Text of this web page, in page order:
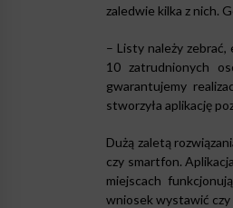
zaledwie kilka z nich.
– Listy należy
10 zatrudnionych
gwarantujemy
stworzyła aplikację
Dużą zaletą
czy smartfon.
miejscach
wniosek wystawić czy